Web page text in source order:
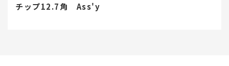
チップ12.7角 Ass'y